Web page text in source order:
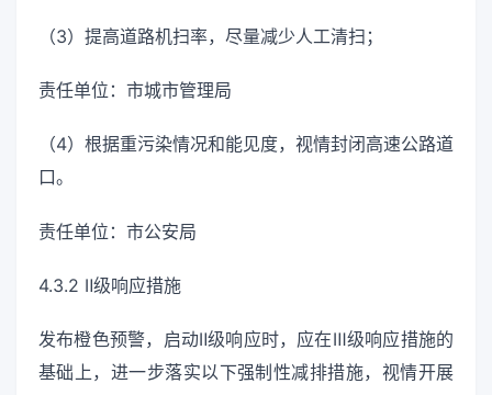
（3）提高道路机扫率，尽量减少人工清扫；
责任单位：市城市管理局
（4）根据重污染情况和能见度，视情封闭高速公路道
口。
责任单位：市公安局
4.3.2 Ⅱ级响应措施
发布橙色预警，启动Ⅱ级响应时，应在Ⅲ级响应措施的
基础上，进一步落实以下强制性减排措施，视情开展